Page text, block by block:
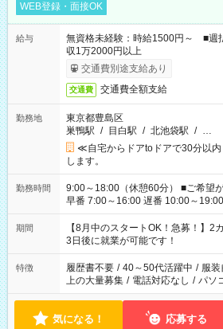
WEB登録・面接OK
給与
無資格未経験：時給1500円～ ■
収1万2000円以上
交通費別途支給あり
交通費 交通費全額支給
勤務地
東京都豊島区
巣鴨駅 / 目白駅 / 北池袋駅 / …
≪自宅からドアtoドアで30分以
します。
勤務時間
9:00～18:00（休憩60分） ■ご希望があれば下記シフトもOK！
早番 7:00～16:00 遅番 10:00～19:00 夜
と休みを合わせたい」 「余裕を持
「できれば残業はしたくない」 な
ね。 ※Wワーク希望の方へ 今ご覧のお仕事で希望する勤務時間
と、もう1つのお仕事の勤務時間。
合は応募できません。
期間
【8月中のスタートOK！急募！】
3日後に就業が可能です！
特徴 履歴書不要 / 40～50代活躍中 / 服装
上の大量募集 / 電話対応なし / パソ
気になる！ 応募する